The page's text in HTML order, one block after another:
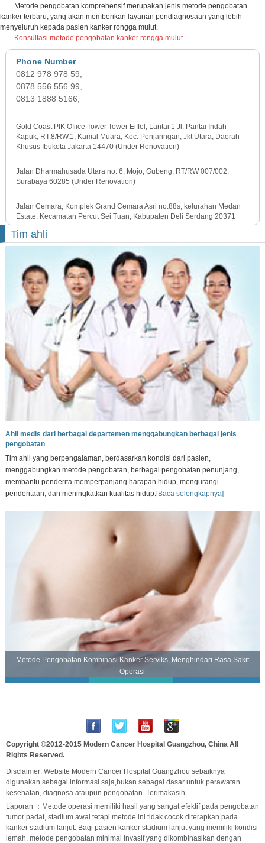
Metode pengobatan komprehensif merupakan jenis metode pengobatan
kanker terbaru, yang akan memberikan layanan pendiagnosaan yang lebih
menyeluruh kepada pasien kanker rongga mulut.
Konsultasi metode pengobatan kanker rongga mulut.
0812 978 978 59,
0878 556 556 99,
0813 1888 5166,
Gold Coast PIK Ofiice Tower Tower Eiffel, Lantai 1 Jl. Pantai Indah
Kapuk, RT.8/RW.1, Kamal Muara, Kec. Penjaringan, Jkt Utara, Daerah
Khusus Ibukota Jakarta 14470 (Under Renovation)
Jalan Dharmahusada Utara no. 6, Mojo, Gubeng, RT/RW 007/002,
Surabaya 60285 (Under Renovation)
Jalan Cemara, Komplek Grand Cemara Asri no.88s, kelurahan Medan
Estate, Kecamatan Percut Sei Tuan, Kabupaten Deli Serdang 20371
Tim ahli
Ahli medis dari berbagai departemen menggabungkan berbagai jenis
pengobatan
Tim ahli yang berpengalaman, berdasarkan kondisi dari pasien,
menggabungkan metode pengobatan, berbagai pengobatan penunjang,
membantu penderita memperpanjang harapan hidup, mengurangi
penderitaan, dan meningkatkan kualitas hidup.[Baca selengkapnya]
Metode Pengobatan Kombinasi Kanker Serviks, Menghindari Rasa Sakit
Operasi
Copyright ©2012-2015 Modern Cancer Hospital Guangzhou, China All
Rights Reserved.
Disclaimer: Website Modern Cancer Hospital Guangzhou sebaiknya
digunakan sebagai informasi saja,bukan sebagai dasar untuk perawatan
kesehatan, diagnosa ataupun pengobatan. Terimakasih.
Laporan ：Metode operasi memiliki hasil yang sangat efektif pada pengobatan
tumor padat, stadium awal tetapi metode ini tidak cocok diterapkan pada
kanker stadium lanjut. Bagi pasien kanker stadium lanjut yang memiliki kondisi
lemah, metode pengobatan minimal invasif yang dikombinasikan dengan